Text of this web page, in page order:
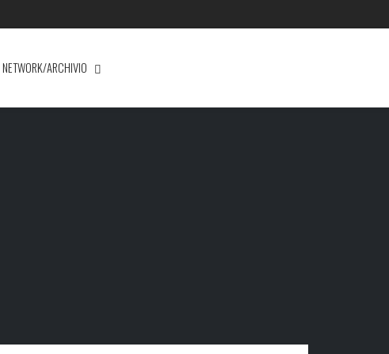
NETWORK/ARCHIVIO